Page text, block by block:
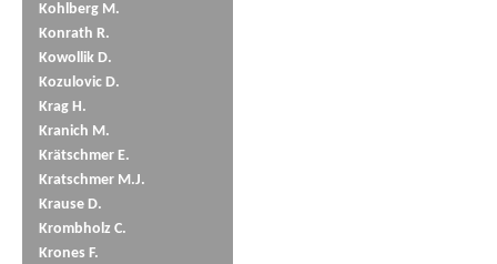
Kohlberg M.
Konrath R.
Kowollik D.
Kozulovic D.
Krag H.
Kranich M.
Krätschmer E.
Kratschmer M.J.
Krause D.
Krombholz C.
Krones F.